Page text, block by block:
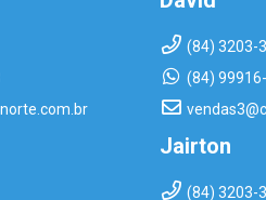
(84) 3203-
(84)
Jairton
(84) 3203-